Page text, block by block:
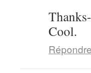
Cool.
Répondre